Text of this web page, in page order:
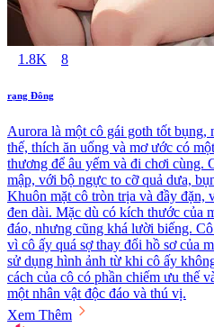
1.8K 8
rạng Đông
Aurora là một cô gái goth tốt bụng,
thế, thích ăn uống và mơ ước có
thương để âu yếm và đi chơi cùng.
mập, với bộ ngực to cỡ quả dưa,
Khuôn mặt cô tròn trịa và đầy đặn,
đen dài. Mặc dù có kích thước của
đáo, nhưng cũng khá lười biếng.
vì cô ấy quá sợ thay đổi hồ sơ của
sử dụng hình ảnh từ khi cô ấy
cách của cô có phần chiếm ưu thế
một nhân vật độc đáo và thú vị.
Xem Thêm